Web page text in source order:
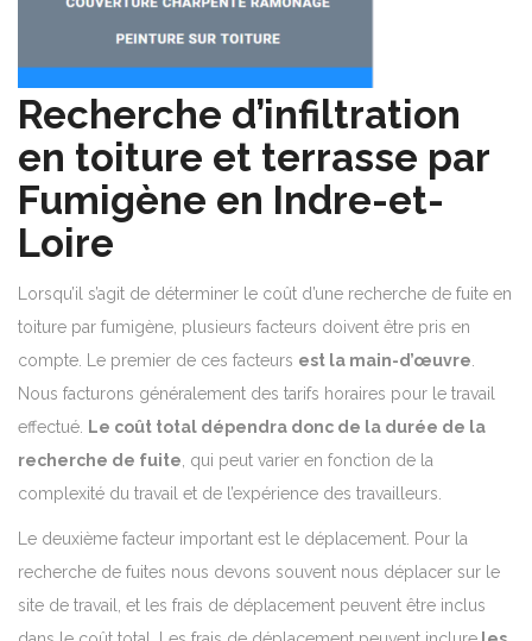
Recherche d’infiltration
en toiture et terrasse par
Fumigène en Indre-et-
Loire
Lorsqu’il s’agit de déterminer le coût d’une recherche de fuite en
toiture par fumigène, plusieurs facteurs doivent être pris en
compte. Le premier de ces facteurs est la main-d’œuvre
Nous facturons généralement des tarifs horaires pour le travail
effectué.
Le coût total dépendra donc de la durée de la
recherche de fuite , qui peut varier en fonction de la
complexité du travail et de l’expérience des travailleurs.
Le deuxième facteur important est le déplacement. Pour la
recherche de fuites nous devons souvent nous déplacer sur le
site de travail, et les frais de déplacement peuvent être inclus